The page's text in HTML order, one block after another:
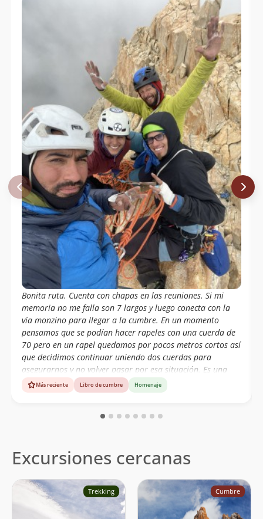
Bonita ruta. Cuenta con chapas en las reuniones. Si mi
memoria no me falla son 7 largos y luego conecta con la
vía monzino para llegar a la cumbre. En un momento
pensamos que se podían hacer rapeles con una cuerda de
70 pero en un rapel quedamos por pocos metros cortos así
que decidimos continuar uniendo dos cuerdas para
asegurarnos y no volver pasar por esa situación. Es una
ruta súper accesible pero no se debe menospreciar, ya que
el clima en la patagónia es muy cambiante en muy poco
trabajar las cuerdas en los rápeles son altas
Más reciente Libro de cumbre Homenaje
Excursiones cercanas
Trekking Cumbre